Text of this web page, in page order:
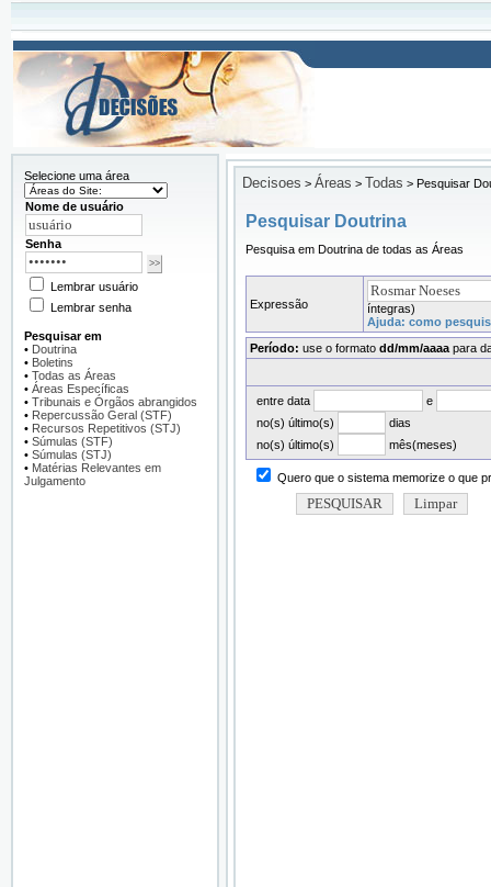
Selecione uma área
Nome de usuário
Senha
Lembrar usuário
Lembrar senha
Pesquisar em
• Doutrina
• Boletins
• Todas as Áreas
• Áreas Específicas
• Tribunais e Órgãos abrangidos
• Repercussão Geral (STF)
• Recursos Repetitivos (STJ)
• Súmulas (STF)
• Súmulas (STJ)
• Matérias Relevantes em
Julgamento
Decisoes > Áreas > Todas > Pesquisar
Pesquisar Doutrina
Pesquisa em Doutrina de todas as Áreas
Expressão
íntegras)
Ajuda: como
Período: use o formato dd/mm/aaaa para
entre data
e
no(s) último(s)
dias
no(s) último(s)
mês(meses)
Quero que o sistema memorize o que